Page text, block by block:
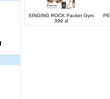
SINGING ROCK Packet Gym
399 zł